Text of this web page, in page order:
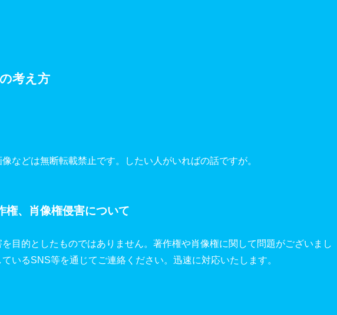
考え方
などは無断転載禁止です。したい人がいればの話ですが。
権、肖像権侵害について
目的としたものではありません。著作権や肖像権に関して問題がございまし
いるSNS等を通じてご連絡ください。迅速に対応いたします。